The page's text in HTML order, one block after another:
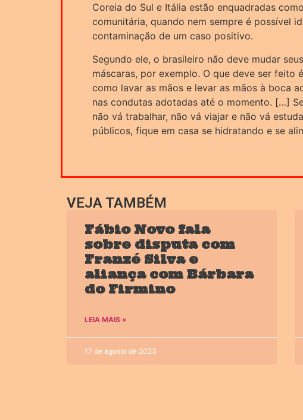
Coreia do Sul e Itália estão enquadradas
comunitária, quando nem sempre é possível
contaminação de um caso positivo.
Segundo ele, o brasileiro não deve mudar
máscaras, por exemplo. O que deve ser feito
como lavar as mãos e levar as mãos à boca
nas condutas adotadas até o momento. […]
não vá trabalhar, não vá viajar e não vá
públicos, fique em casa se hidratando e se
VEJA TAMBÉM
Fábio Novo fala
sobre disputa com
Franzé Silva e
aliança com Bárbara
do Firmino
LEIA MAIS »
17 de agosto de 2023